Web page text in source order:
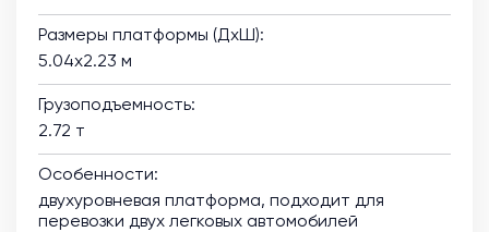
Размеры платформы (ДхШ):
5.04х2.23 м
Грузоподъемность:
2.72 т
Особенности:
двухуровневая платформа, подходит для
перевозки двух легковых автомобилей